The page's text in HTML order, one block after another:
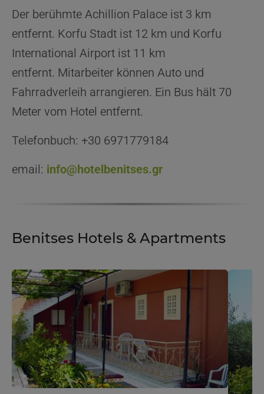
Der berühmte Achillion Palace ist 3 km
entfernt. Korfu Stadt ist 12 km und Korfu
International Airport ist 11 km
entfernt. Mitarbeiter können Auto und
Fahrradverleih arrangieren. Ein Bus hält 70
Meter vom Hotel entfernt.
Telefonbuch: +30 6971779184
email: info@hotelbenitses.gr
Benitses Hotels & Apartments